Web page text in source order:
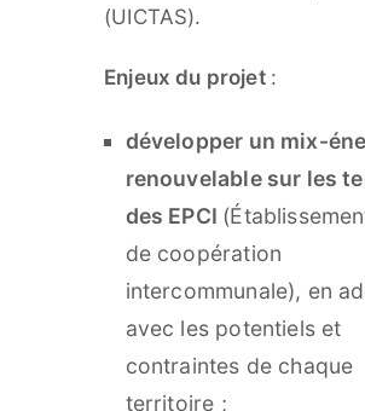
(UICTAS).
Enjeux du projet :
développer un mix-
renouvelable sur les
des EPCI
de coopération
intercommunale), en
avec les potentiels et
contraintes de chaque
territoire ;